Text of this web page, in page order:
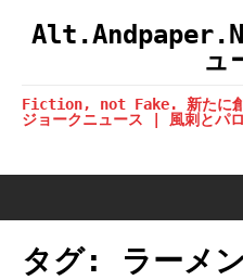
ュ
Fiction, not Fake. 新たに創
ジョークニュース | 風刺とパ
タグ: ラーメン